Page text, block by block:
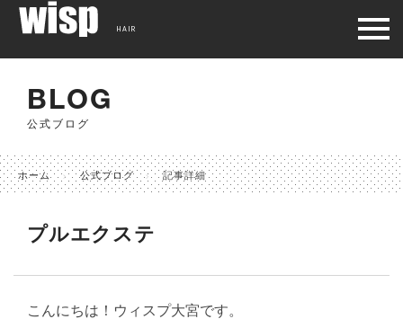
BLOG
公式ブログ
ホーム 公式ブログ 記事詳細
プルエクステ
こんにちは！ウィスプ大宮です。
HAIR